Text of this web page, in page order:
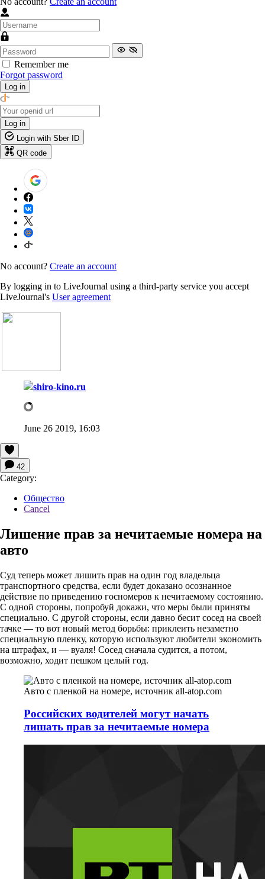
Remember me
Forgot password
Log in
Log in
Login with Sber ID
QR code
No account? Create an account
By logging in to LiveJournal using a third-party service you accept
LiveJournal's User agreement
shiro-kino.ru
June 26 2019, 16:03
42
Category:
Общество
Cancel
Лишение прав за нечитаемые номера на
авто
Суд теперь может лишить прав на один год владельца
транспортного средства, если будет доказано осознанное
действие по приведению госномеров к нечитаемому состоянию.
С одной стороны, попробуй докажи, что меры были приняты
специально. С другой стороны, если давно бесит сосед на своей
тачке — то вот новый метод борьбы: приклеить незаметно
специальную пленку, которую используют любители экономить
на штрафах, и — вуаля! Сосед сначала судится, а потом,
возможно, ходит пешком целый год.
Авто с пленкой на номере, источник all-atop.com
Российских водителей могут начать
лишать прав за нечитаемые номера